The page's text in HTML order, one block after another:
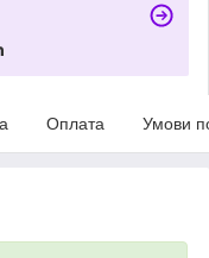
Оплата Умови